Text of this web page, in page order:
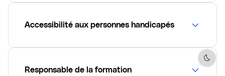
Accessibilité aux personnes handicapés
Responsable de la formation
Dark